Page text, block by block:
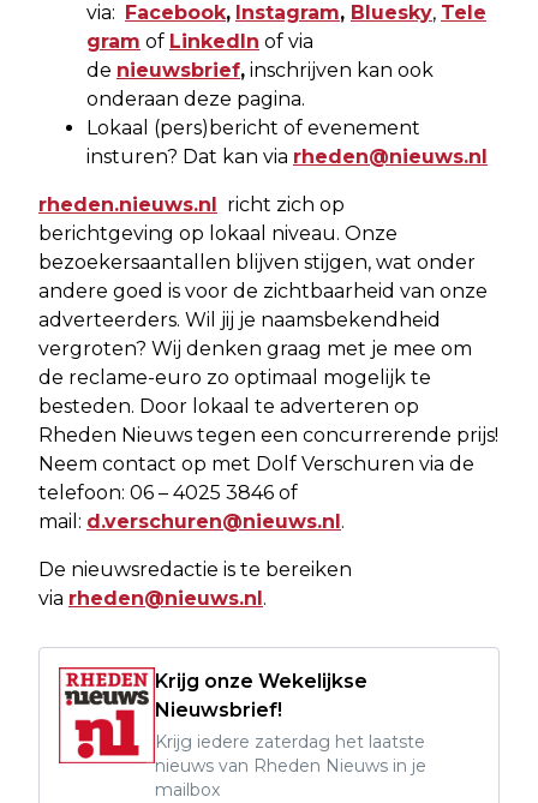
via: Facebook, Instagram, Bluesky, Tele
gram of LinkedIn of via
de nieuwsbrief, inschrijven kan ook
onderaan deze pagina.
Lokaal (pers)bericht of evenement
insturen? Dat kan via rheden@nieuws.nl
rheden.nieuws.nl richt zich op
berichtgeving op lokaal niveau. Onze
bezoekersaantallen blijven stijgen, wat onder
andere goed is voor de zichtbaarheid van onze
adverteerders. Wil jij je naamsbekendheid
vergroten? Wij denken graag met je mee om
de reclame-euro zo optimaal mogelijk te
besteden. Door lokaal te adverteren op
Rheden Nieuws tegen een concurrerende prijs!
Neem contact op met Dolf Verschuren via de
telefoon: 06 – 4025 3846 of
mail: d.verschuren@nieuws.nl.
De nieuwsredactie is te bereiken
via rheden@nieuws.nl.
Krijg onze Wekelijkse
Nieuwsbrief!
Krijg iedere zaterdag het laatste
nieuws van Rheden Nieuws in je
mailbox